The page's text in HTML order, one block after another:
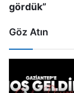
gördük”
Göz Atın